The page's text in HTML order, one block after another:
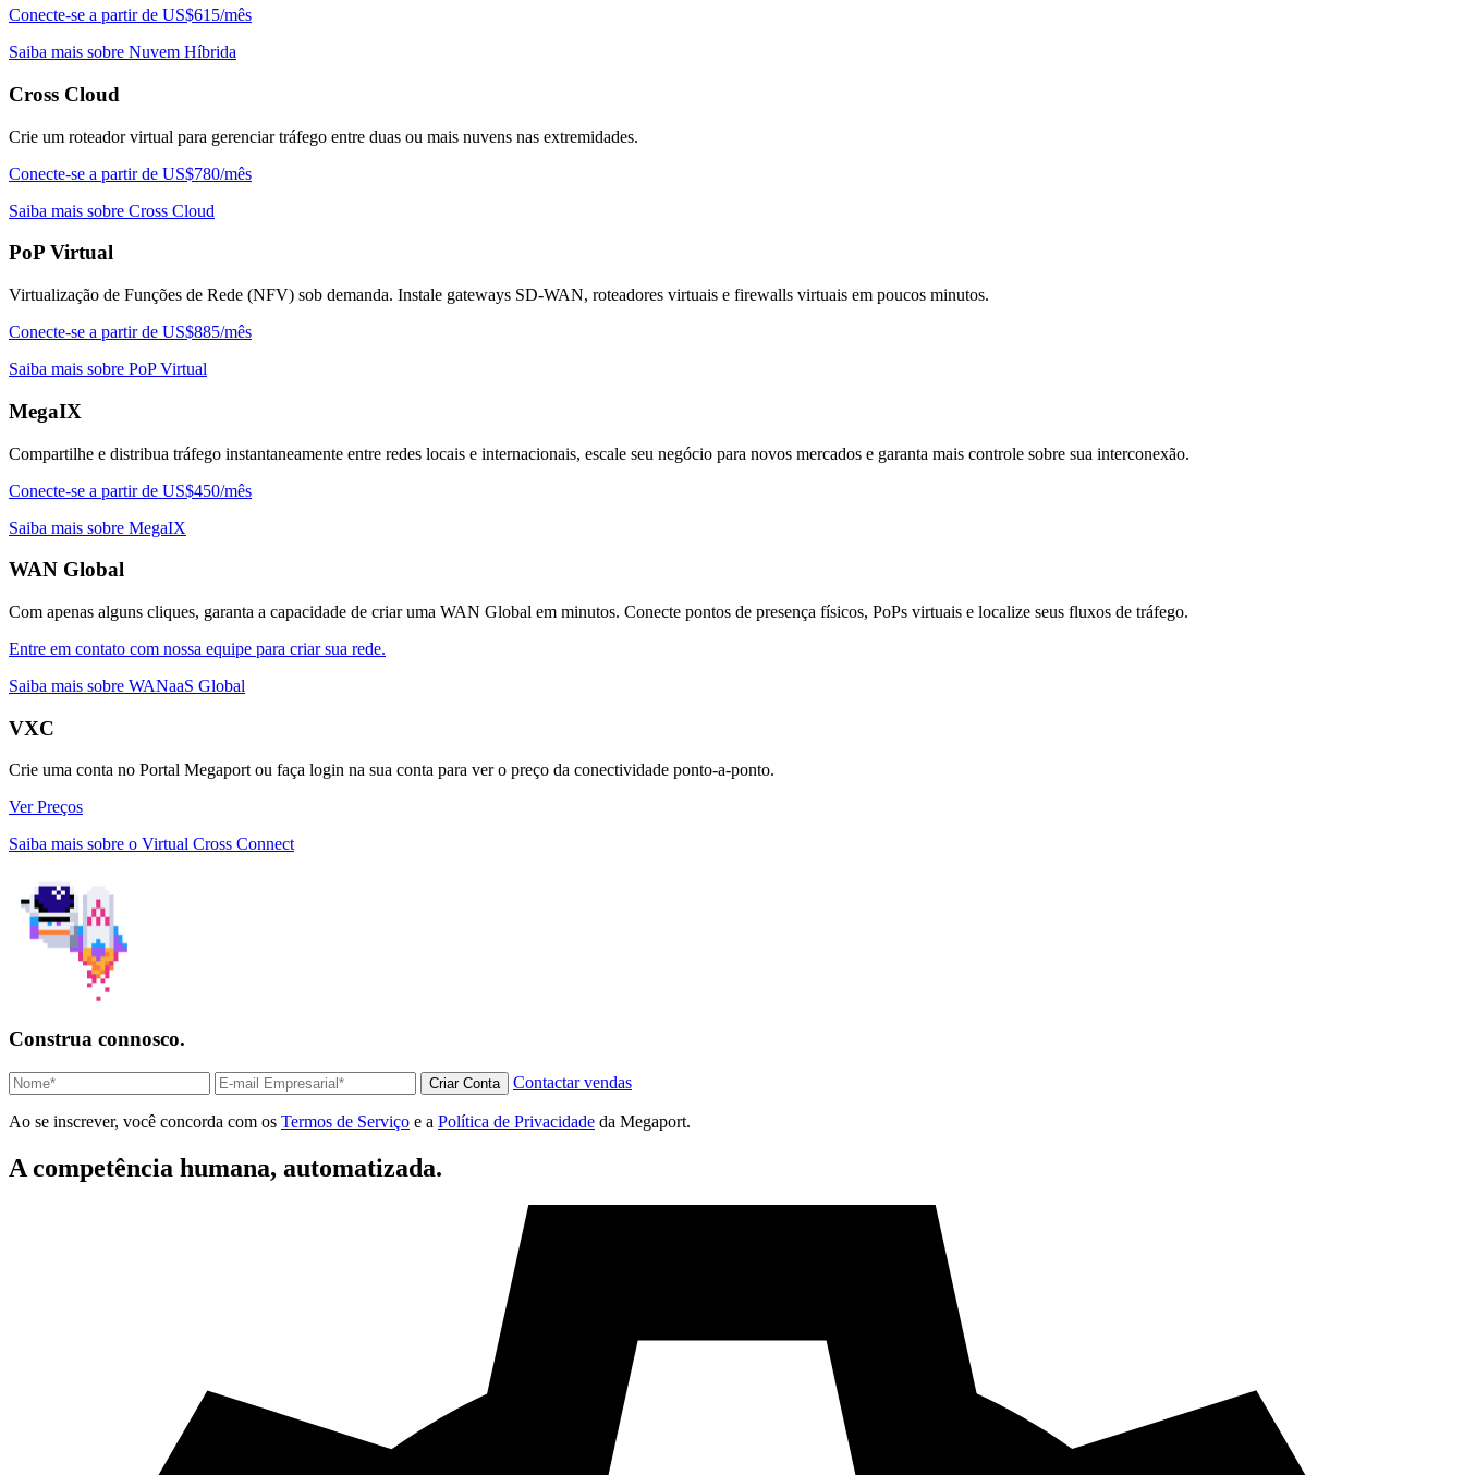
Conecte-se a partir de US$615/mês
Saiba mais sobre Nuvem Híbrida
Cross Cloud
Crie um roteador virtual para gerenciar tráfego entre duas ou mais nuvens nas extremidades.
Conecte-se a partir de US$780/mês
Saiba mais sobre Cross Cloud
PoP Virtual
Virtualização de Funções de Rede (NFV) sob demanda. Instale gateways SD-WAN, roteadores virtuais e firewalls virtuais em poucos minutos.
Conecte-se a partir de US$885/mês
Saiba mais sobre PoP Virtual
MegaIX
Compartilhe e distribua tráfego instantaneamente entre redes locais e internacionais, escale seu negócio para novos mercados e garanta mais controle sobre sua interconexão.
Conecte-se a partir de US$450/mês
Saiba mais sobre MegaIX
WAN Global
Com apenas alguns cliques, garanta a capacidade de criar uma WAN Global em minutos. Conecte pontos de presença físicos, PoPs virtuais e localize seus fluxos de tráfego.
Entre em contato com nossa equipe para criar sua rede.
Saiba mais sobre WANaaS Global
VXC
Crie uma conta no Portal Megaport ou faça login na sua conta para ver o preço da conectividade ponto-a-ponto.
Ver Preços
Saiba mais sobre o Virtual Cross Connect
Construa connosco.
Criar Conta Contactar vendas
Ao se inscrever, você concorda com os Termos de Serviço e a Política de Privacidade da Megaport.
A competência humana, automatizada.